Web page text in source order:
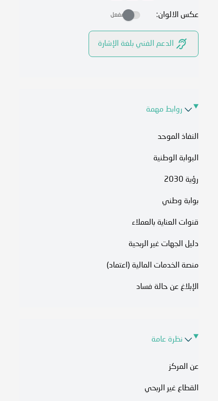
عكس الالوان: مفعل
الدعم الفني بلغة الإشارة
روابط مهمة
النفاذ الموحد
البوابة الوطنية
رؤية 2030
بوابة وطني
قنوات العناية بالعملاء
دليل الجهات غير الربحية
منصة الخدمات المالية (اعتماد)
الإبلاغ عن حالة فساد
نظرة عامة
عن المركز
القطاع غير الربحي